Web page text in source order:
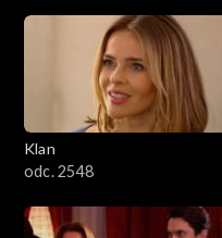
Klan
odc. 2548